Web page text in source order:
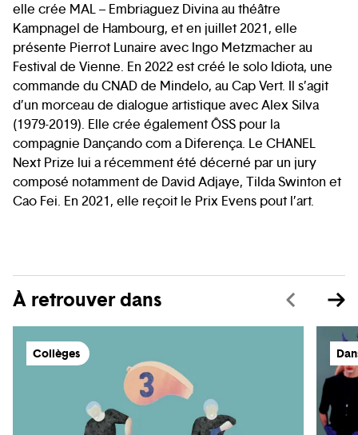
elle crée MAL – Embriaguez Divina au théâtre
Kampnagel de Hambourg, et en juillet 2021, elle
présente Pierrot Lunaire avec Ingo Metzmacher au
Festival de Vienne. En 2022 est créé le solo Idiota, une
commande du CNAD de Mindelo, au Cap Vert. Il s’agit
d’un morceau de dialogue artistique avec Alex Silva
(1979-2019). Elle crée également ÔSS pour la
compagnie Dançando com a Diferença. Le CHANEL
Next Prize lui a récemment été décerné par un jury
composé notamment de David Adjaye, Tilda Swinton et
Cao Fei. En 2021, elle reçoit le Prix Evens pout l’art.
À retrouver dans
Collèges